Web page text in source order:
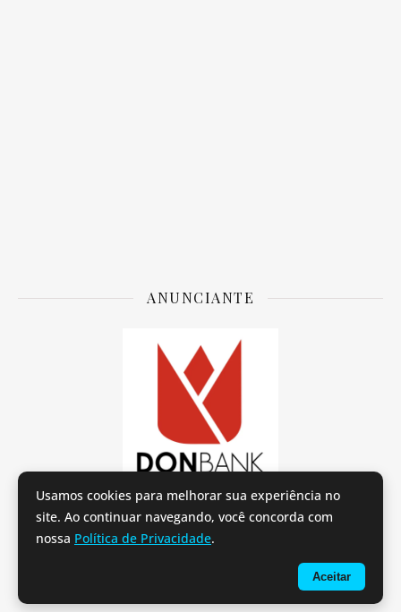
ANUNCIANTE
Usamos cookies para melhorar sua experiência no
site. Ao continuar navegando, você concorda com
nossa Política de Privacidade.
Aceitar